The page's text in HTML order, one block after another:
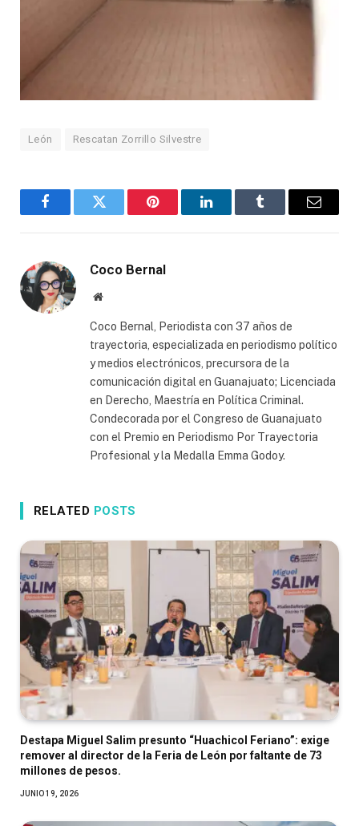
León Rescatan Zorrillo Silvestre
FacebookTwitter Pinterest LinkedInTumblr Email
Coco Bernal
Website
Coco Bernal, Periodista con 37 años de
trayectoria, especializada en periodismo político
y medios electrónicos, precursora de la
comunicación digital en Guanajuato; Licenciada
en Derecho, Maestría en Política Criminal.
Condecorada por el Congreso de Guanajuato
con el Premio en Periodismo Por Trayectoria
Profesional y la Medalla Emma Godoy.
RELATED POSTS
Destapa Miguel Salim presunto “Huachicol Feriano”: exige
remover al director de la Feria de León por faltante de 73
millones de pesos.
JUNIO 19, 2026